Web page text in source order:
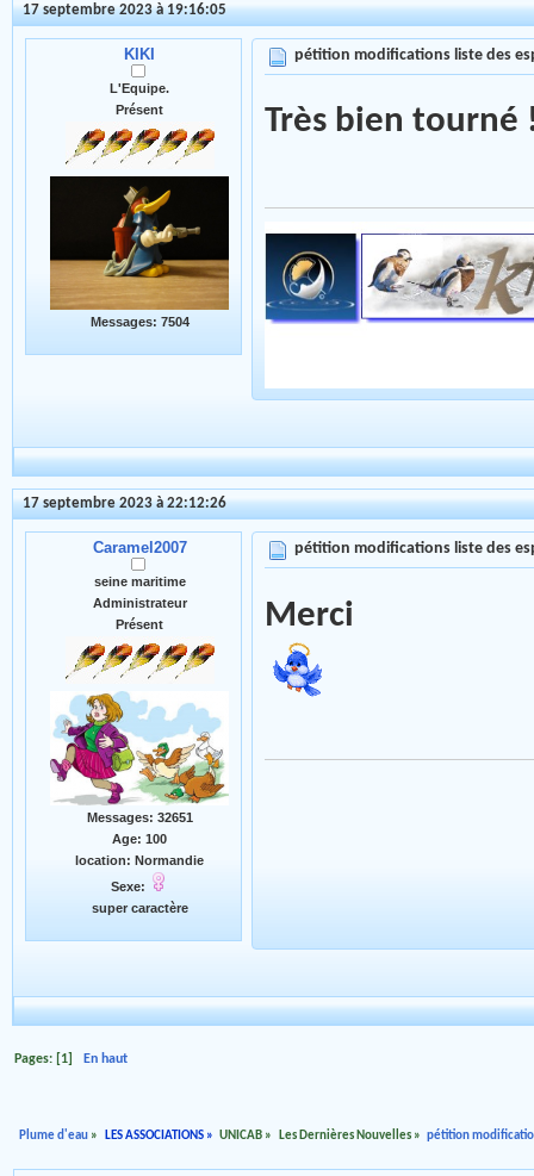
17 septembre 2023 à 19:16:05
KIKI
L'Equipe.
Présent
Messages: 7504
pétition modifications liste des
Très bien tourné
17 septembre 2023 à 22:12:26
Caramel2007
seine maritime
Administrateur
Présent
Messages: 32651
Age: 100
location: Normandie
Sexe:
super caractère
pétition modifications liste des
Merci
Pages: [1] En haut
Plume d'eau » LES ASSOCIATIONS» UNICAB » Les Dernières Nouvelles» pétition